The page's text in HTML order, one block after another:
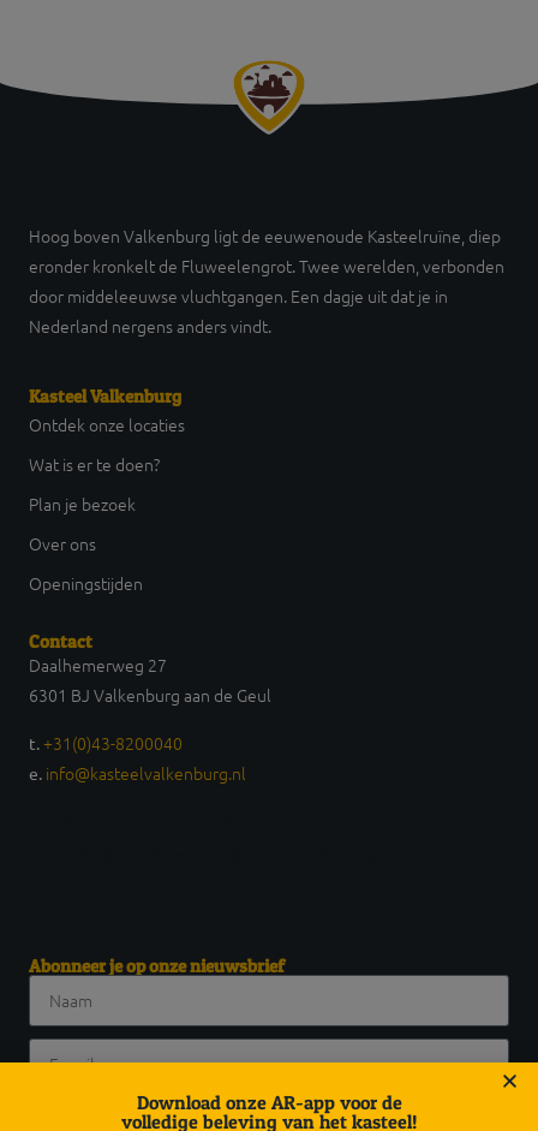
Hoog boven Valkenburg ligt de eeuwenoude Kasteelruïne, diep
eronder kronkelt de Fluweelengrot. Twee werelden, verbonden
door middeleeuwse vluchtgangen. Een dagje uit dat je in
Nederland nergens anders vindt.
Kasteel Valkenburg
Ontdek onze locaties
Wat is er te doen?
Plan je bezoek
Over ons
Openingstijden
Contact
Daalhemerweg 27
6301 BJ Valkenburg aan de Geul
t.+31(0)43-8200040
e. info@kasteelvalkenburg.nl
Abonneer je op onze nieuwsbrief
Abonneer
Download onze AR-app voor de
volledige beleving van het kasteel!